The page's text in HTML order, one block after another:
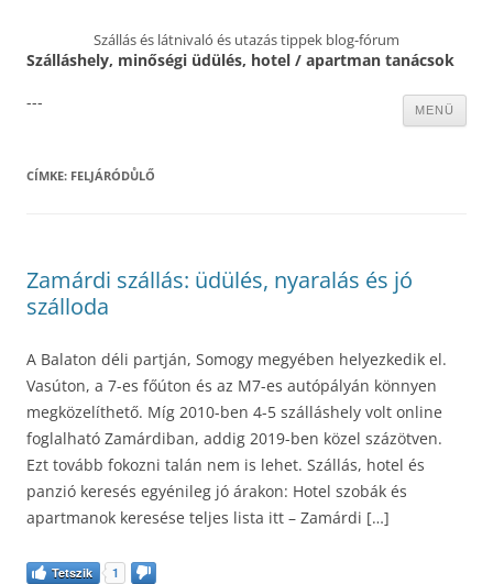
Szállás és látnivaló és utazás tippek blog-fórum
Szálláshely, minőségi üdülés, hotel / apartman tanácsok
MENÜ
---
CÍMKE: FELJÁRÓDŮLŐ
Zamárdi szállás: üdülés, nyaralás és jó
szálloda
A Balaton déli partján, Somogy megyében helyezkedik el.
Vasúton, a 7-es főúton és az M7-es autópályán könnyen
megközelíthető. Míg 2010-ben 4-5 szálláshely volt online
foglalható Zamárdiban, addig 2019-ben közel százötven.
Ezt tovább fokozni talán nem is lehet. Szállás, hotel és
panzió keresés egyénileg jó árakon: Hotel szobák és
apartmanok keresése teljes lista itt – Zamárdi […]
Tetszik 1